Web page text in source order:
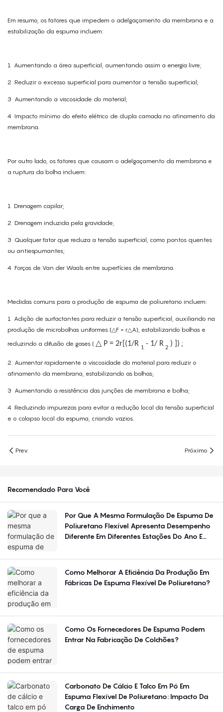
Em resumo, os fatores que impedem o adelgaçamento da membrana e a
estabilização da espuma incluem:
1 Aumentando a área superficial, aumentando assim a energia livre;
2 Reduzir o excesso superficial para aumentar a tensão superficial;
3 Aumentando a viscosidade do material;
4 Impacto mínimo do efeito elétrico de dupla camada no afinamento da
membrana.
Por outro lado, os fatores que causam o adelgaçamento da membrana e
a ruptura da bolha incluem:
1 Drenagem capilar;
2 Drenagem induzida pela gravidade;
3 Qualquer fator que reduza a tensão superficial, como pontos quentes
ou antiespumantes;
4 Forças de Van der Waals entre superfícies de membrana.
Medidas comuns para a produção de espuma de poliuretano incluem:
1 Adição de surfactantes para reduzir a tensão superficial, auxiliando na
produção de microbolhas uniformes (△F = r△A), estabilizando bolhas e
reduzindo a difusão de gases ( △ P = 2r[(1/R 1 - 1/ R 2 ) ]) ;
2 Aumentar rapidamente a viscosidade do material para reduzir o
afinamento da membrana, estabilizando as bolhas;
3 Aumentando a resistência das junções de membrana e bolha;
4 Reduzindo impurezas para evitar a redução local da tensão superficial
e o colapso local da espuma, criando vazios.
Prev. Próximo
Recomendado Para Você
Por Que A Mesma Formulação De Espuma De
Poliuretano Flexível Apresenta Desempenho
Diferente Em Diferentes Estações Do Ano E
Como Melhorar A Eficiência Da Produção Em
Fábricas De Espuma Flexível De Poliuretano?
Como Os Fornecedores De Espuma Podem
Entrar Na Fabricação De Colchões?
Carbonato De Cálcio E Talco Em Pó Em
Espuma Flexível De Poliuretano: Impacto Da
Carga De Enchimento